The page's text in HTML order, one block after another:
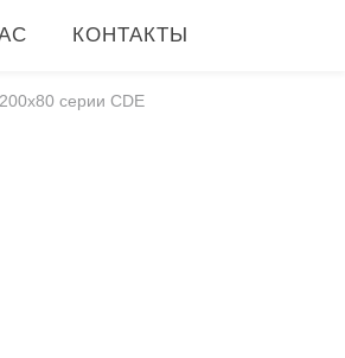
КОНТАКТЫ
серии CDE